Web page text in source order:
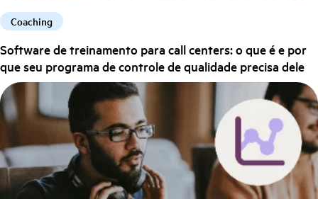
Coaching
Software de treinamento para call centers: o que é e por
que seu programa de controle de qualidade precisa dele